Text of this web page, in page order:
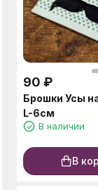
90 ₽
Брошки Усы
L-6см
В наличии
В